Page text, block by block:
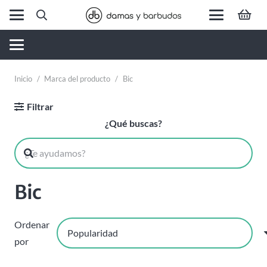
Inicio / Marca del producto / Bic
Filtrar
¿Qué buscas?
Bic
Ordenar
por